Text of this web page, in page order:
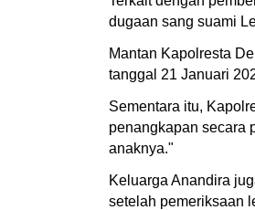
dugaan sang suami
Mantan Kapolresta
tanggal 21 Januari
Sementara itu,
penangkapan secara
anaknya."
Keluarga Anandira
setelah pemeriksaan